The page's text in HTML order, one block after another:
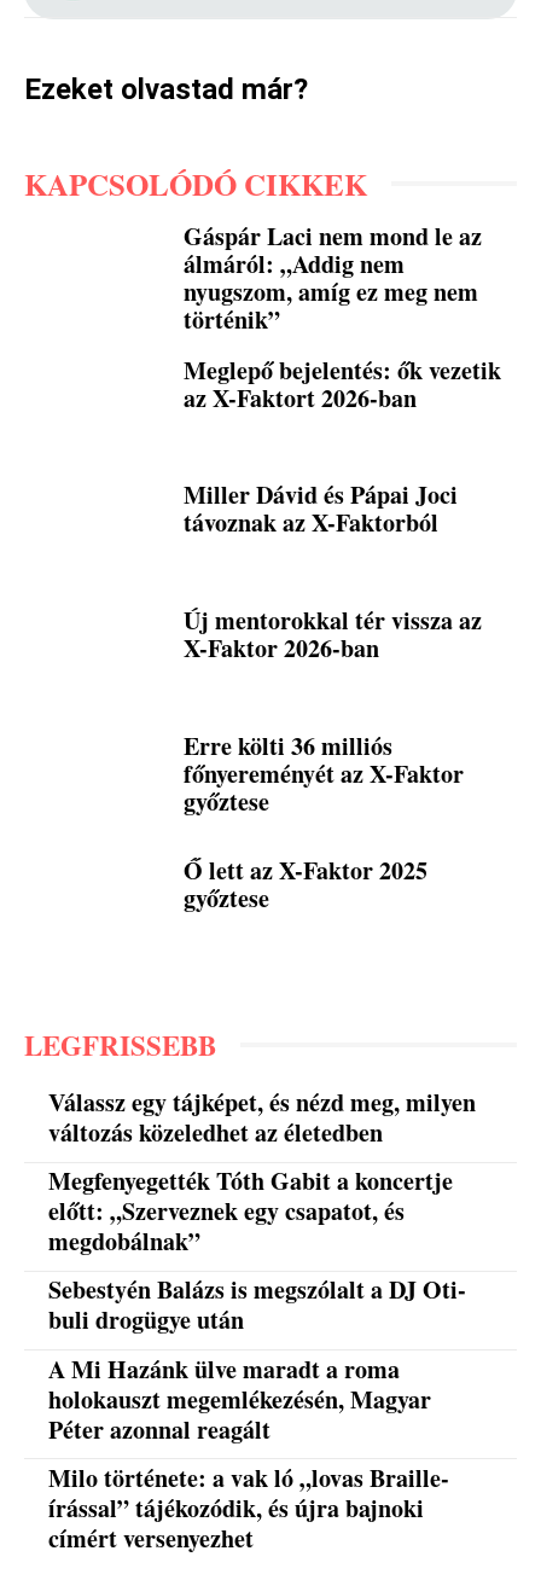
Ezeket olvastad már?
KAPCSOLÓDÓ CIKKEK
Gáspár Laci nem mond le az
álmáról: „Addig nem
nyugszom, amíg ez meg nem
történik”
Meglepő bejelentés: ők vezetik
az X-Faktort 2026-ban
Miller Dávid és Pápai Joci
távoznak az X-Faktorból
Új mentorokkal tér vissza az
X-Faktor 2026-ban
Erre költi 36 milliós
főnyereményét az X-Faktor
győztese
Ő lett az X-Faktor 2025
győztese
LEGFRISSEBB
Válassz egy tájképet, és nézd meg, milyen
változás közeledhet az életedben
Megfenyegették Tóth Gabit a koncertje
előtt: „Szerveznek egy csapatot, és
megdobálnak”
Sebestyén Balázs is megszólalt a DJ Oti-
buli drogügye után
A Mi Hazánk ülve maradt a roma
holokauszt megemlékezésén, Magyar
Péter azonnal reagált
Milo története: a vak ló „lovas Braille-
írással” tájékozódik, és újra bajnoki
címért versenyezhet